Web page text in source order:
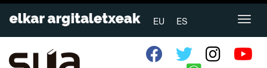
EU ES